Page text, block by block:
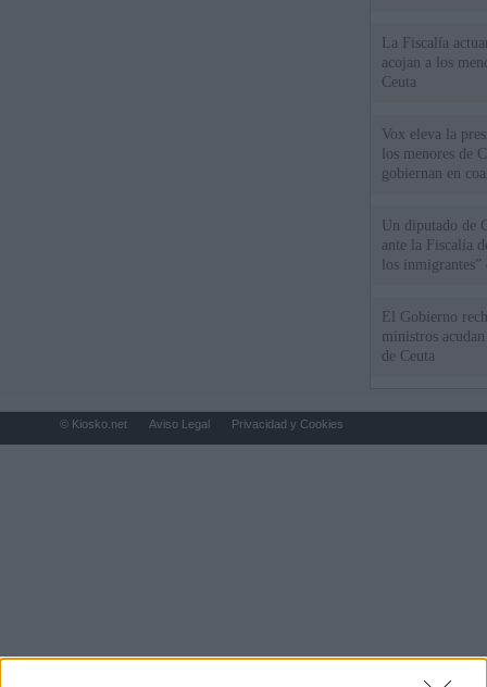
La Fiscalía
acojan a los
Ceuta
Vox eleva la
los menores de
gobiernan en
Un diputado de
ante la Fiscalía
los inmigrantes”
El Gobierno
ministros
de Ceuta
© Kiosko.net Aviso Legal Privacidad y Cookies